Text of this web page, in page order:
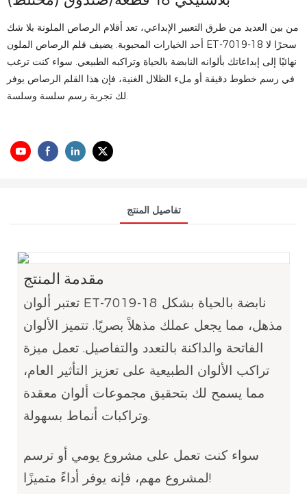
من بين العديد من طرق التعبير الإبداعي، تعد أقلام الرصاص الملونة بلا شك
أحد الخيارات المحبوبة. يضيف قلم الرصاص الملون ET-7019-18 سحرًا لا
نهائيًا إلى إبداعاتك بألوانه النابضة بالحياة وتراكبه الطبيعي. سواء كنت ترغب
في رسم خطوط دقيقة أو ملء الظلال الغنية، فإن هذا القلم الرصاص يوفر
لك تجربة رسم سلسة وسلسة.
تفاصيل المنتج
مقدمة المنتج
تعتبر ألوان ET-7019-18 نابضة بالحياة بشكل
مذهل، مما يجعل عملك مذهلاً بصريًا. تتميز الألوان
الفاتحة والداكنة بالتعدد والتفاصيل. تعمل ميزة
تراكب الألوان الطبيعية على تعزيز التأثير العام،
مما يسمح لك بتحقيق مجموعات ألوان معقدة
وتراكبات أنماط بسهولة.
سواء كنت تعمل على مشروع يومي أو ترسم
لمشروع مهم، فإنه يوفر أداءً متميزًا!